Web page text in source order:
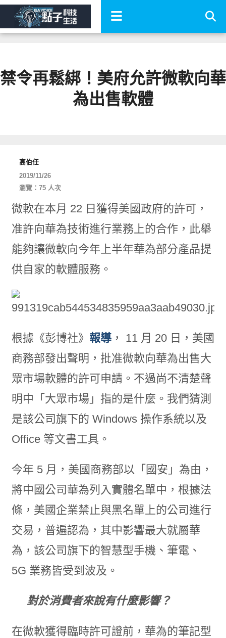
禁令再鬆綁！美府允許微軟向華
為出售軟體
高伯任
2019/11/26
瀏覽：75 人次
微軟在本月 22 日獲得美國政府的許可，
准許向華為技術進行業務上的合作，此舉
能夠讓微軟向今年上半年華為部分產品提
供自家的軟體服務。
根據《彭博社》 報導， 11 月 20 日，美國
商務部發出聲明，批准微軟向華為出售大
眾市場軟體的許可申請。不過尚不清楚聲
明中「大眾市場」指的是什麼。我們猜測
是該公司旗下的 Windows 操作系統以及
Office 等文書工具。
今年 5 月，美國商務部以「國安」為由，
將中國公司華為列入實體名單中，根據法
條，美國企業禁止與黑名單上的公司進行
交易，普遍認為，其中影響最大就屬華
為，該公司旗下的智慧型手機、筆電、
5G 業務皆受到波及。
對於消費者來說有什麼影響？
在微軟獲得臨時許可證前，華為的筆記型